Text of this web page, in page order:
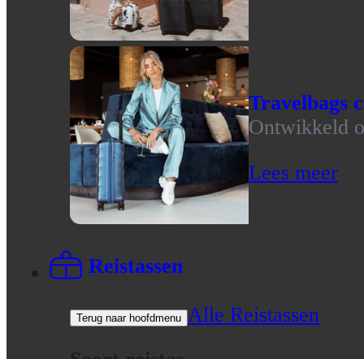
Travelbags
Ontwikkeld
Lees meer
Reistassen
Terug naar hoofdmenu
Alle Reistassen